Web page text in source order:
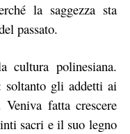
la saggezza sta
passato.
cultura polinesiana.
soltanto gli addetti ai
fatta crescere
sacri e il suo legno